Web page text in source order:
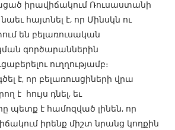
իրավիճակում Ռուսաստանի
հայտնել է, որ Մինսկն ու
են բելառուսական
գործարաններին
ուղղությամբ։
է, որ բելառուսցիների վրա
է հույս դնել, եւ
պետք է համոզված լինեն, որ
իրենք միշտ նրանց կողքին